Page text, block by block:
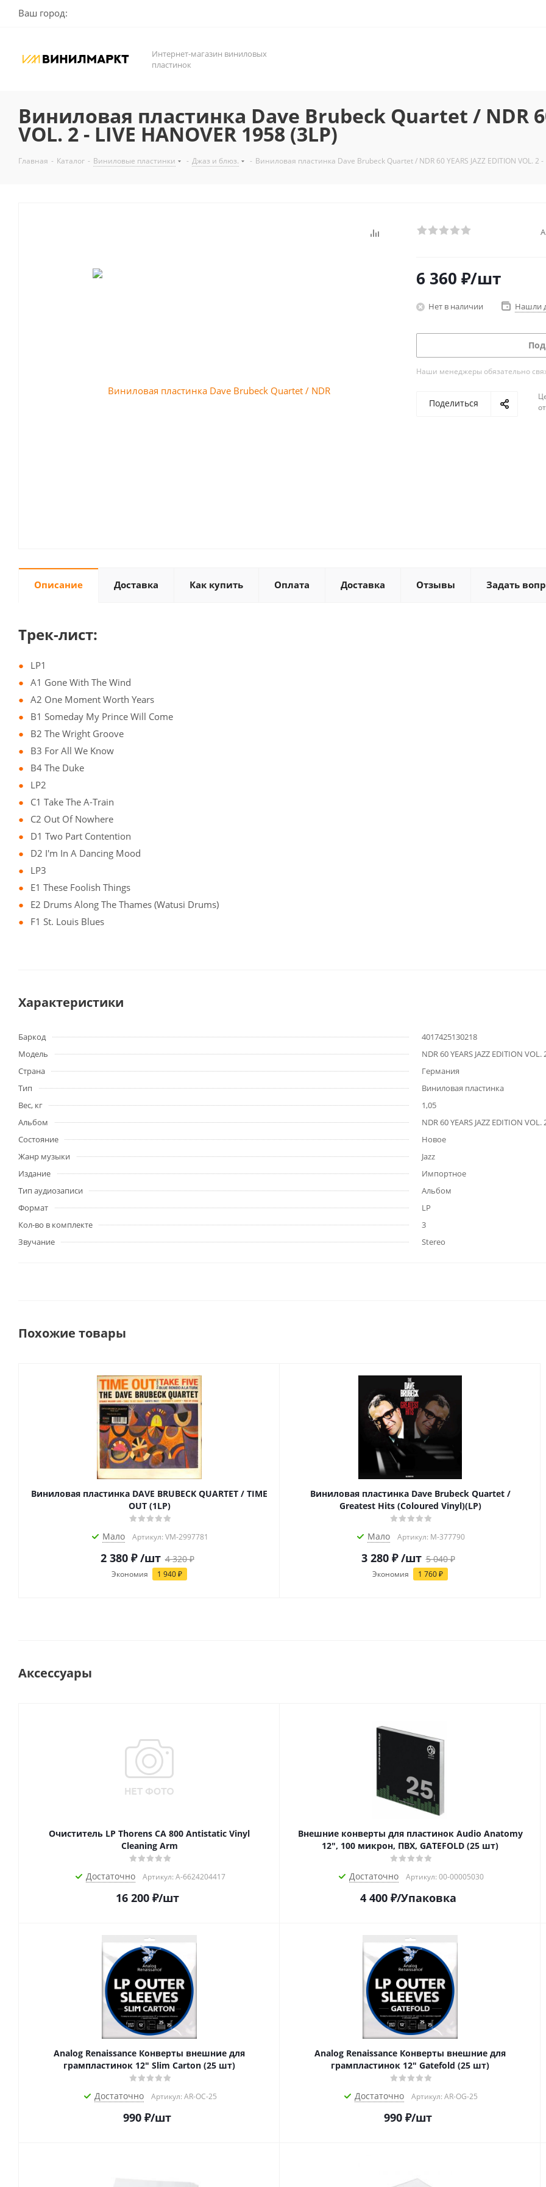
Ваш город:
Интернет-магазин виниловых
пластинок
Виниловая пластинка Dave Brubeck Quartet / NDR 60
VOL. 2 - LIVE HANOVER 1958 (3LP)
Главная - Каталог - Виниловые пластинки - Джаз и блюз. - Виниловая пластинка Dave Brubeck Quartet / NDR 60 YEARS JAZZ EDITION VOL. 2 -
6 360 ₽/шт
Нет в наличии Нашли
Наши менеджеры обязательно
Поделиться
Описание Доставка Как купить Оплата Доставка Отзывы Задать
Трек-лист:
LP1
A1 Gone With The Wind
A2 One Moment Worth Years
B1 Someday My Prince Will Come
B2 The Wright Groove
B3 For All We Know
B4 The Duke
LP2
C1 Take The A-Train
C2 Out Of Nowhere
D1 Two Part Contention
D2 I'm In A Dancing Mood
LP3
E1 These Foolish Things
E2 Drums Along The Thames (Watusi Drums)
F1 St. Louis Blues
Характеристики
Баркод
4017425130218
Модель
NDR 60 YEARS JAZZ EDITION
Страна
Германия
Тип
Виниловая пластинка
Вес, кг
1,05
Альбом
NDR 60 YEARS JAZZ EDITION
Состояние
Новое
Жанр музыки
Jazz
Издание
Импортное
Тип аудиозаписи
Альбом
Формат
LP
Кол-во в комплекте
3
Звучание
Stereo
Похожие товары
Виниловая пластинка DAVE BRUBECK QUARTET / TIME
OUT (1LP)
Мало Артикул: VM-2997781
2 380₽ /шт 4 320₽
Экономия 1 940₽
Виниловая пластинка Dave Brubeck Quartet /
Greatest Hits (Coloured Vinyl)(LP)
Мало Артикул: M-377790
3 280₽ /шт 5 040₽
Экономия 1 760₽
Аксессуары
Очиститель LP Thorens CA 800 Antistatic Vinyl
Cleaning Arm
Достаточно Артикул: A-6624204417
16 200₽/шт
Внешние конверты для пластинок Audio Anatomy
12", 100 микрон, ПВХ, GATEFOLD (25 шт)
Достаточно Артикул: 00-00005030
4 400₽/Упаковка
Analog Renaissance Конверты внешние для
грампластинок 12" Slim Carton (25 шт)
Достаточно Артикул: AR-OC-25
990 ₽/шт
Analog Renaissance Конверты внешние для
грампластинок 12" Gatefold (25 шт)
Достаточно Артикул: AR-OG-25
990 ₽/шт